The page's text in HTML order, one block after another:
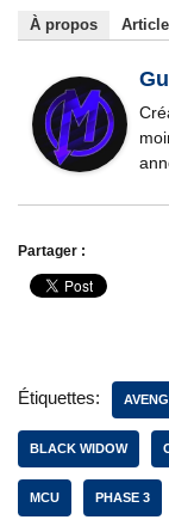
À propos
Partager :
Étiquettes:
BLACK WIDOW
MCU PHASE 3